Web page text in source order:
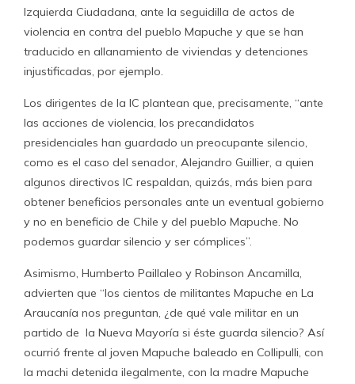
Izquierda Ciudadana, ante la seguidilla de actos de
violencia en contra del pueblo Mapuche y que se han
traducido en allanamiento de viviendas y detenciones
injustificadas, por ejemplo.
Los dirigentes de la IC plantean que, precisamente, “ante
las acciones de violencia, los precandidatos
presidenciales han guardado un preocupante silencio,
como es el caso del senador, Alejandro Guillier, a quien
algunos directivos IC respaldan, quizás, más bien para
obtener beneficios personales ante un eventual gobierno
y no en beneficio de Chile y del pueblo Mapuche. No
podemos guardar silencio y ser cómplices”.
Asimismo, Humberto Paillaleo y Robinson Ancamilla,
advierten que “los cientos de militantes Mapuche en La
Araucanía nos preguntan, ¿de qué vale militar en un
partido de la Nueva Mayoría si éste guarda silencio? Así
ocurrió frente al joven Mapuche baleado en Collipulli, con
la machi detenida ilegalmente, con la madre Mapuche